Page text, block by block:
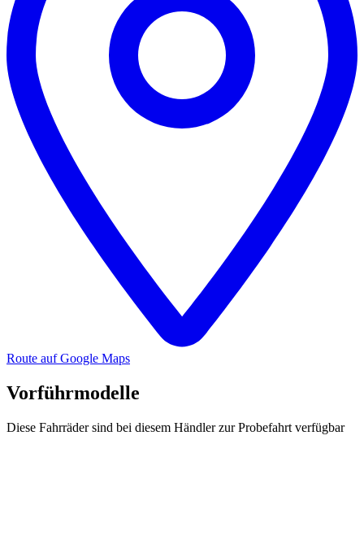
Route auf Google Maps
Vorführmodelle
Diese Fahrräder sind bei diesem Händler zur Probefahrt verfügbar